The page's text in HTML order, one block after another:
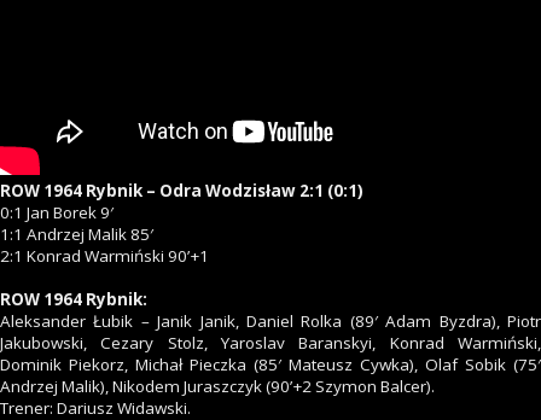
ROW 1964 Rybnik – Odra Wodzisław 2:1 (0:1)
0:1 Jan Borek 9′
1:1 Andrzej Malik 85′
2:1 Konrad Warmiński 90’+1
ROW 1964 Rybnik:
Aleksander Łubik – Janik Janik, Daniel Rolka (89′ Adam Byzdra), Piotr
Jakubowski, Cezary Stolz, Yaroslav Baranskyi, Konrad Warmiński,
Dominik Piekorz, Michał Pieczka (85′ Mateusz Cywka), Olaf Sobik (75′
Andrzej Malik), Nikodem Juraszczyk (90’+2 Szymon Balcer).
Trener: Dariusz Widawski.